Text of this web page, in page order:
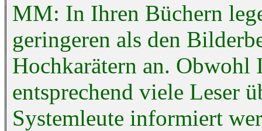
MM: In Ihren Büchern
geringeren als den
Hochkarätern an. Obwohl
entsprechend viele Leser
Systemleute informiert